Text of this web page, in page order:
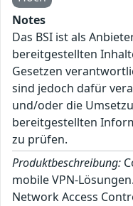
Notes
Das BSI ist als
bereitgestellten
Gesetzen
sind jedoch dafür
und/oder die
bereitgestellten
zu prüfen.
Produktbeschreibung:
mobile VPN-
Network Access